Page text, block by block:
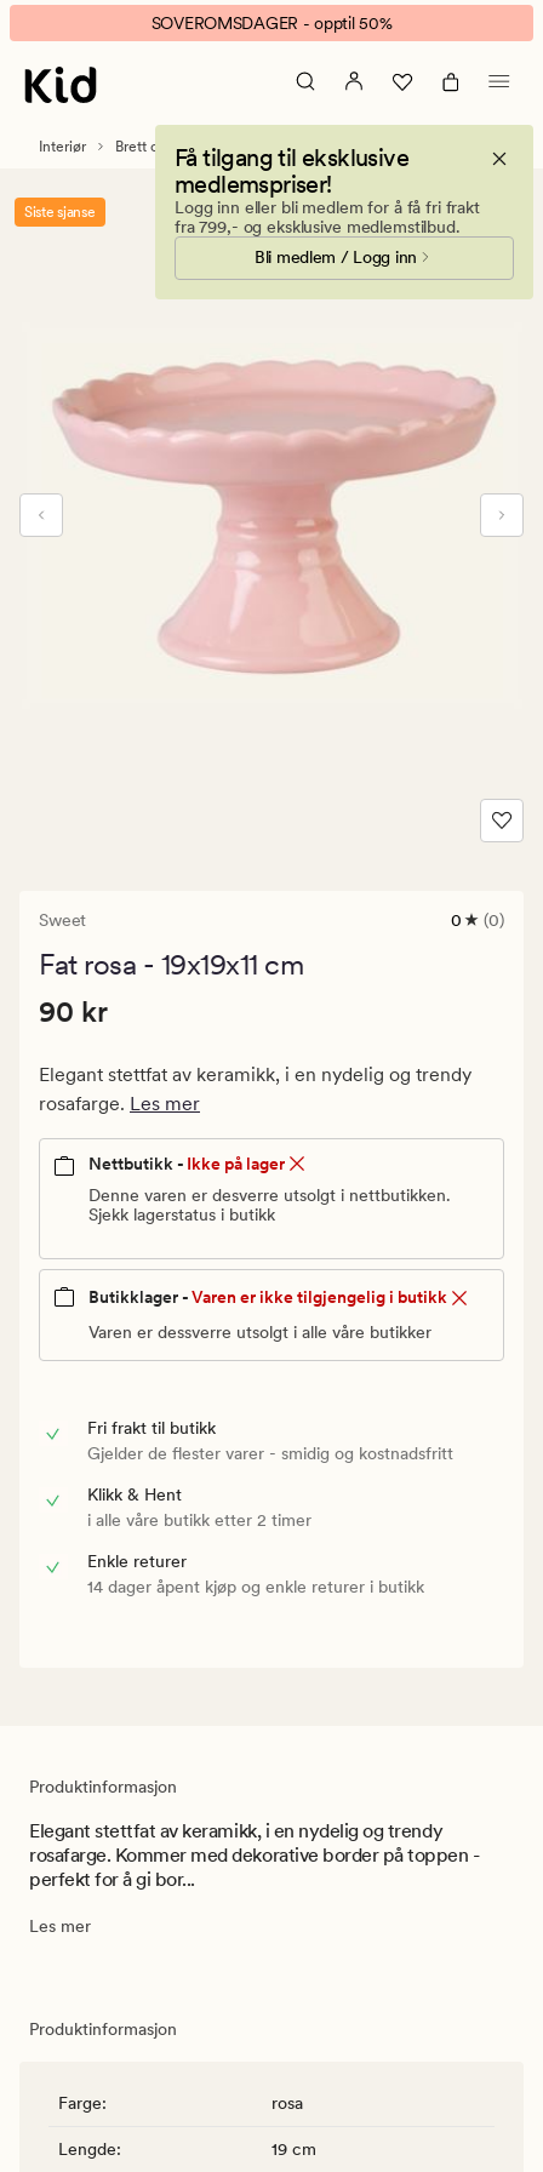
Sweet
fat
rosa
banner.
Klikk
ESCAPE
pause.
SOVEROMSDAGER - opptil 50%
Få tilgang til eksklusive
medlemspriser!
Logg inn eller bli medlem for å få fri frakt
fra 799,- og eksklusive medlemstilbud.
Bli medlem / Logg inn
Interiør Brett og fat
Siste sjanse
Sweet
0
0
0 (0)
Fat rosa - 19x19x11 cm
Pris
Vanlig
90
Pris 90 kr
90 kr
Elegant stettfat av keramikk, i en nydelig og trendy
rosafarge. Les mer
Nettbutikk - Ikke på lager
Denne varen er desverre utsolgt i nettbutikken.
Sjekk lagerstatus i butikk
Butikklager -Varen er ikke tilgjengelig i butikk
Varen er dessverre utsolgt i alle våre butikker
Fri frakt til butikk
Gjelder de flester varer - smidig og kostnadsfritt
Klikk & Hent
i alle våre butikk etter 2 timer
Enkle returer
14 dager åpent kjøp og enkle returer i butikk
Produktinformasjon
Elegant stettfat av keramikk, i en nydelig og trendy
rosafarge. Kommer med dekorative border på toppen -
perfekt for å gi bor...
Les mer
Produktinformasjon
Farge: rosa
Lengde: 19 cm